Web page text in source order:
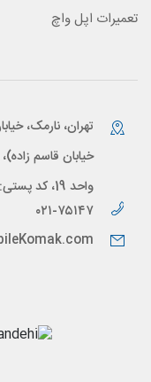
تعمیرات اپل واچ
تهران، نارمک،
واحد 19، کد پستی: 1646668634
۰۲۱-۷۵۱۴۷